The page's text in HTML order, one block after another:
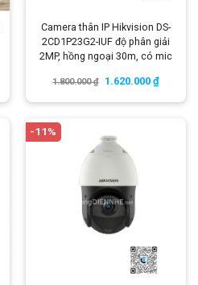
Camera thân IP Hikvision DS-
2CD1P23G2-IUF độ phân giải
2MP, hồng ngoại 30m, có mic
1.800.000₫ 1.620.000 ₫
-11%